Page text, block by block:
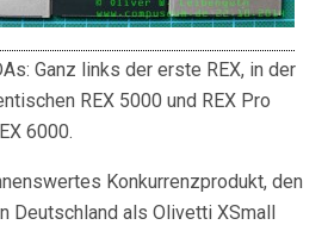
Ganz links der erste REX, in der
REX 5000 und REX Pro
6000.
Konkurrenzprodukt, den
Deutschland als Olivetti XSmall